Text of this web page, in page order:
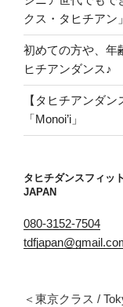
クス・タヒチアン」
初めての方や、年
ヒチアンダンス♪
【タヒチアンダ
「Monoi’i」
タヒチダンスフィッ
JAPAN
080-3152-7504
＜東京クラス /